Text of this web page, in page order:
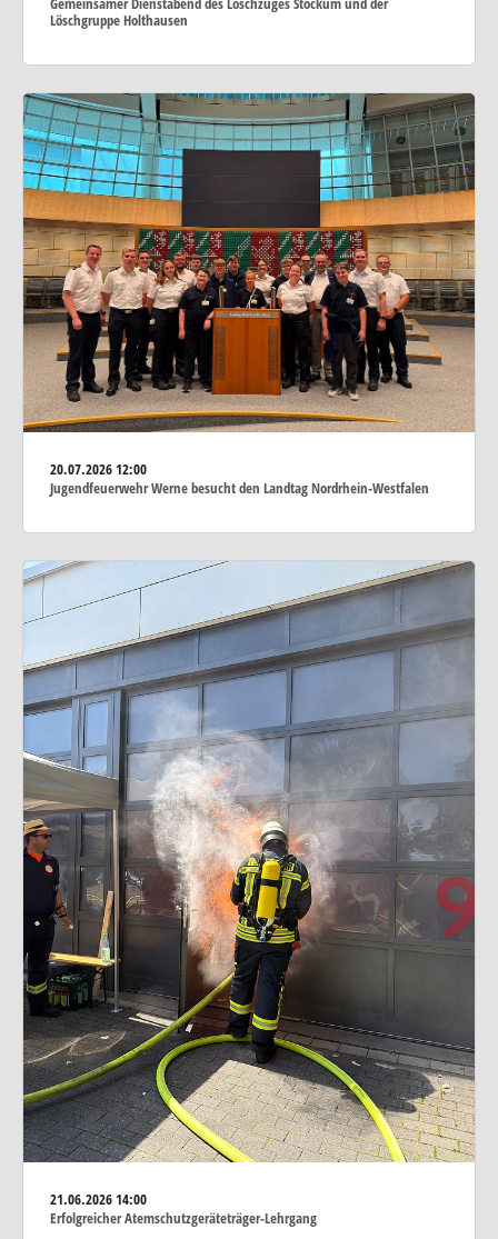
Löschgruppe Holthausen
20.07.202612:00
Jugendfeuerwehr Werne besucht den Landtag Nordrhein-Westfalen
21.06.202614:00
Erfolgreicher Atemschutzgeräteträger-Lehrgang